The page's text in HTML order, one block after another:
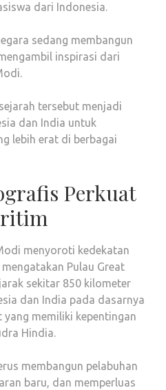
dari Indonesia.
sedang membangun
inspirasi dari
tersebut menjadi
dan India untuk
lebih erat di berbagai
Perkuat
menyoroti kedekatan
Pulau Great
sekitar 850 kilometer
dan India pada dasarnya
memiliki kepentingan
Hindia.
membangun pelabuhan
baru, dan memperluas